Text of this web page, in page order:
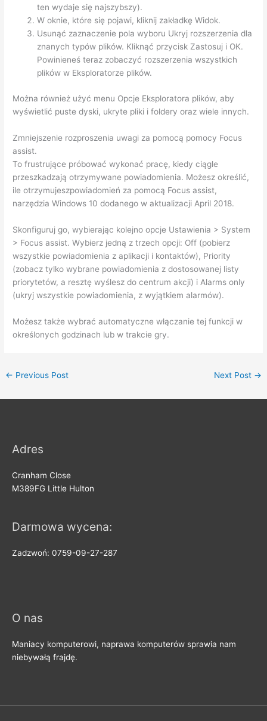
ten wydaje się najszybszy).
W oknie, które się pojawi, kliknij zakładkę Widok.
Usunąć zaznaczenie pola wyboru Ukryj rozszerzenia dla
znanych typów plików. Kliknąć przycisk Zastosuj i OK.
Powinieneś teraz zobaczyć rozszerzenia wszystkich
plików w Eksploratorze plików.
Można również użyć menu Opcje Eksploratora plików, aby
wyświetlić puste dyski, ukryte pliki i foldery oraz wiele innych.
Zmniejszenie rozproszenia uwagi za pomocą pomocy Focus
assist.
To frustrujące próbować wykonać pracę, kiedy ciągle
przeszkadzają otrzymywane powiadomienia. Możesz określić,
ile otrzymujeszpowiadomień za pomocą Focus assist,
narzędzia Windows 10 dodanego w aktualizacji April 2018.
Skonfiguruj go, wybierając kolejno opcje Ustawienia > System
> Focus assist. Wybierz jedną z trzech opcji: Off (pobierz
wszystkie powiadomienia z aplikacji i kontaktów), Priority
(zobacz tylko wybrane powiadomienia z dostosowanej listy
priorytetów, a resztę wyślesz do centrum akcji) i Alarms only
(ukryj wszystkie powiadomienia, z wyjątkiem alarmów).
Możesz także wybrać automatyczne włączanie tej funkcji w
określonych godzinach lub w trakcie gry.
← Previous Post Next Post →
Adres
Cranham Close
M389FG Little Hulton
Darmowa wycena:
Zadzwoń: 0759-09-27-287
O nas
Maniacy komputerowi, naprawa komputerów sprawia nam
niebywałą frajdę.